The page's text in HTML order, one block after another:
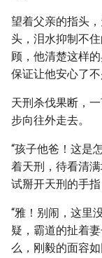
望着父亲的指头
头，泪水抑制不
顾，他清楚这样
保证让他安心了不
天刑杀伐果断，
步向往外走去。
“孩子他爸！这是
着天刑，待看清
试掰开天刑的手
“雅！别闹，这里
疑，霸道的扯着
么，刚毅的面容如